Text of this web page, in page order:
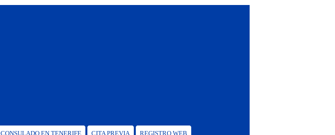
CONSULADO EN TENERIFE CITA PREVIA REGISTRO WEB